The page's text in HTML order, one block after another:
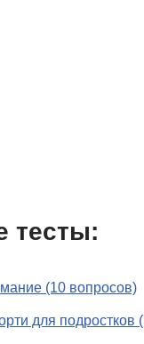
тесты:
(10 вопросов)
для подростков